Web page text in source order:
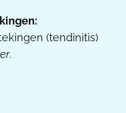
(tendinitis)
.